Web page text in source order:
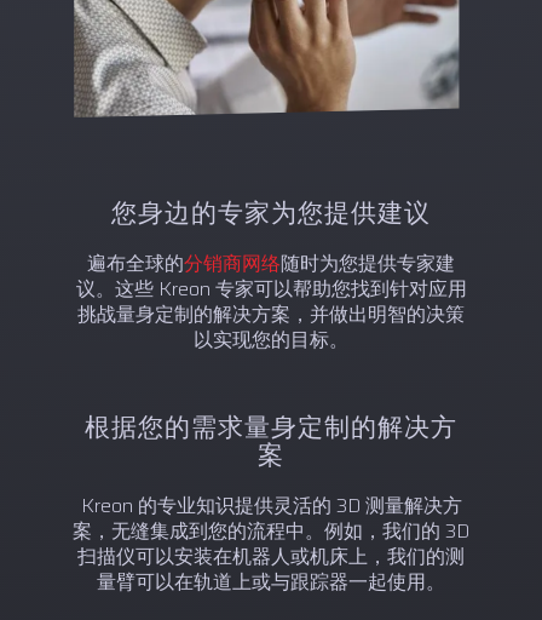
您身边的专家为您提供建议
遍布全球的分销商网络随时为您提供专家建
议。这些 Kreon 专家可以帮助您找到针对应用
挑战量身定制的解决方案，并做出明智的决策
以实现您的目标。
根据您的需求量身定制的解决方
案
Kreon 的专业知识提供灵活的 3D 测量解决方
案，无缝集成到您的流程中。例如，我们的 3D
扫描仪可以安装在机器人或机床上，我们的测
量臂可以在轨道上或与跟踪器一起使用。